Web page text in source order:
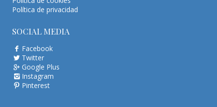
Política de privacidad
SOCIAL MEDIA
Facebook
Twitter
Google Plus
Instagram
Pinterest